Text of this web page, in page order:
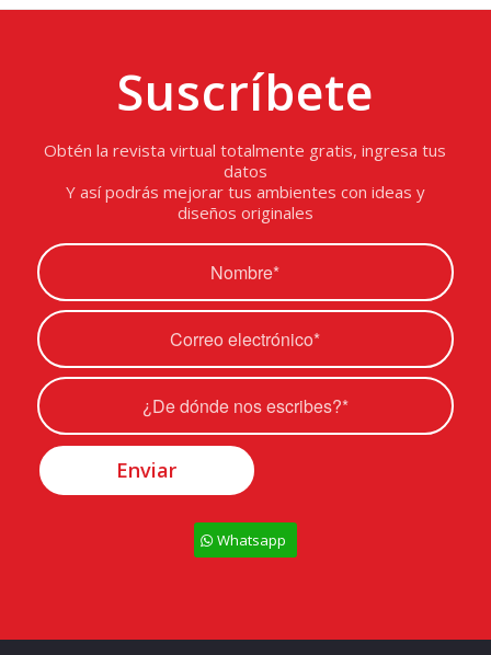
Suscríbete
Obtén la revista virtual totalmente gratis, ingresa tus
datos
Y así podrás mejorar tus ambientes con ideas y
diseños originales
Whatsapp